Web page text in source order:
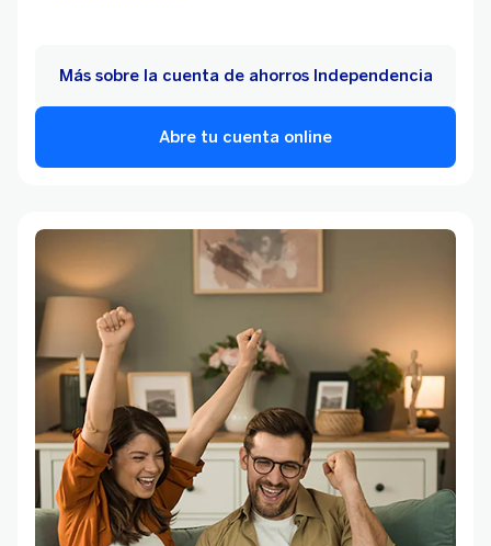
Abre tu cuenta online
Más sobre la cuenta de ahorros Independencia